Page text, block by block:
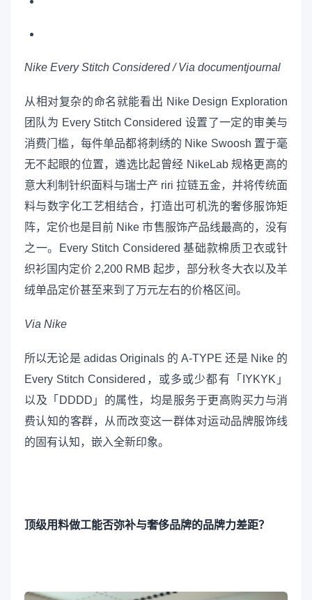
Nike Every Stitch Considered / Via documentjournal
从相对复杂的命名就能看出 Nike Design Exploration
团队为 Every Stitch Considered 设置了一定的审美与
消费门槛，每件单品都将刺绣的 Nike Swoosh 置于毫
无不起眼的位置，遴选比起曾经 NikeLab 规格更高的
意大利制针织面料与瑞士产 riri 拉链五金，并将传统面
料与数字化工艺相结合，打造出可机洗的奢侈服饰矩
阵，定价也是目前 Nike 市售服饰产品线最高的，没有
之一。Every Stitch Considered 基础款棉质卫衣或针
织衫国内定价 2,200 RMB 起步，部分秋冬大衣以及羊
绒单品定价甚至来到了万元左右的价格区间。
Via Nike
所以无论是 adidas Originals 的 A-TYPE 还是 Nike 的
Every Stitch Considered，或多或少都有「IYKYK」
以及「DDDD」的属性，均是服务于更高购买力与消
费认知的客群，从而改变这一群体对运动品牌服饰线
的固有认知，嵌入全新印象。
顶级用料做工能否弥补与奢侈品牌的品牌力差距？